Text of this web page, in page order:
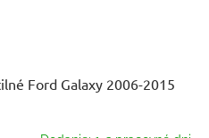
Ford Galaxy 2006-2015